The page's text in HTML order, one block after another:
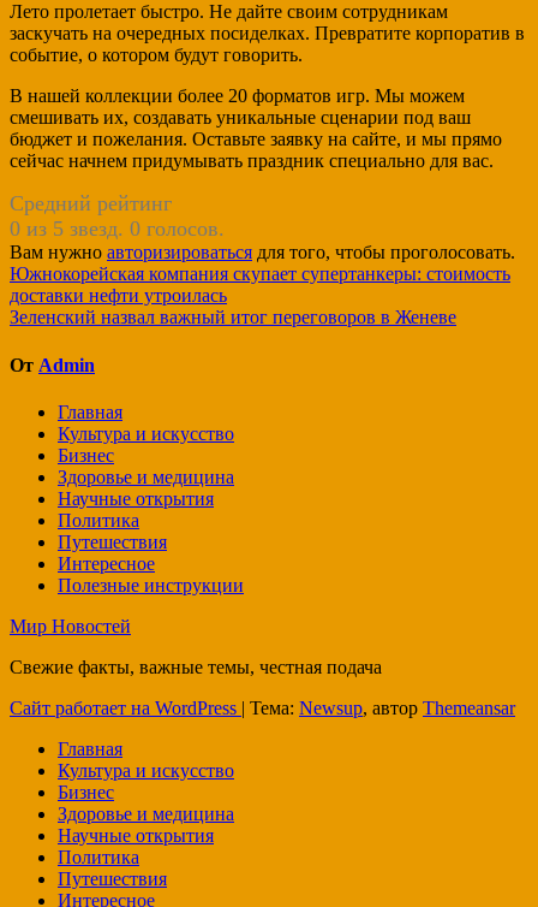
Лето пролетает быстро. Не дайте своим сотрудникам
заскучать на очередных посиделках. Превратите корпоратив в
событие, о котором будут говорить.
В нашей коллекции более 20 форматов игр. Мы можем
смешивать их, создавать уникальные сценарии под ваш
бюджет и пожелания. Оставьте заявку на сайте, и мы прямо
сейчас начнем придумывать праздник специально для вас.
Средний рейтинг
0 из 5 звезд. 0 голосов.
Вам нужно авторизироваться для того, чтобы проголосовать.
Навигация
по
Южнокорейская компания скупает супертанкеры: стоимость
доставки нефти утроилась
Зеленский назвал важный итог переговоров в Женеве
От Admin
Главная
Культура и искусство
Бизнес
Здоровье и медицина
Научные открытия
Политика
Путешествия
Интересное
Полезные инструкции
Мир Новостей
Свежие факты, важные темы, честная подача
Сайт работает на WordPress | Тема: Newsup, автор Themeansar
Главная
Культура и искусство
Бизнес
Здоровье и медицина
Научные открытия
Политика
Путешествия
Интересное